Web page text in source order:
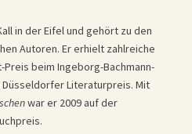
in der Eifel und gehört zu den
Autoren. Er erhielt zahlreiche
Preis beim Ingeborg-Bachmann-
Literaturpreis. Mit
war er 2009 auf der